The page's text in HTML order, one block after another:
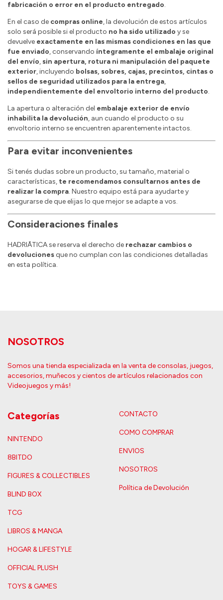
fabricación o error en el producto entregado.
En el caso de compras online, la devolución de estos artículos
solo será posible si el producto no ha sido utilizado y se
devuelve exactamente en las mismas condiciones en las que
fue enviado, conservando íntegramente el embalaje original
del envío,sin apertura, rotura ni manipulación del paquete
exterior, incluyendo bolsas, sobres, cajas, precintos, cintas o
sellos de seguridad utilizados para la entrega,
independientemente del envoltorio interno del producto.
La apertura o alteración del embalaje exterior de envío
inhabilita la devolución, aun cuando el producto o su
envoltorio interno se encuentren aparentemente intactos.
Para evitar inconvenientes
Si tenés dudas sobre un producto, su tamaño, material o
características, te recomendamos consultarnos antes de
realizar la compra. Nuestro equipo está para ayudarte y
asegurarse de que elijas lo que mejor se adapte a vos.
Consideraciones finales
HADRIĀTICA se reserva el derecho de rechazar cambios o
devolucionesque no cumplan con las condiciones detalladas
en esta política.
NOSOTROS
Somos una tienda especializada en la venta de consolas, juegos,
accesorios, muñecos y cientos de artículos relacionados con
Videojuegos y más!
Categorías
NINTENDO
8BITDO
FIGURES & COLLECTIBLES
BLIND BOX
TCG
LIBROS & MANGA
HOGAR & LIFESTYLE
OFFICIAL PLUSH
TOYS & GAMES
CONTACTO
COMO COMPRAR
ENVIOS
NOSOTROS
Política de Devolución